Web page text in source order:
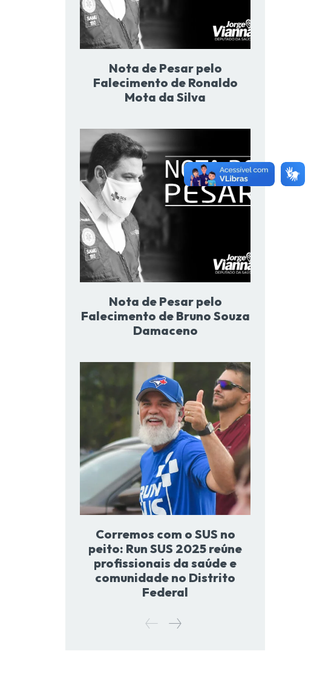
Nota de Pesar pelo
Falecimento de Ronaldo
Mota da Silva
Nota de Pesar pelo
Falecimento de Bruno Souza
Damaceno
Corremos com o SUS no
peito: Run SUS 2025 reúne
profissionais da saúde e
comunidade no Distrito
Federal